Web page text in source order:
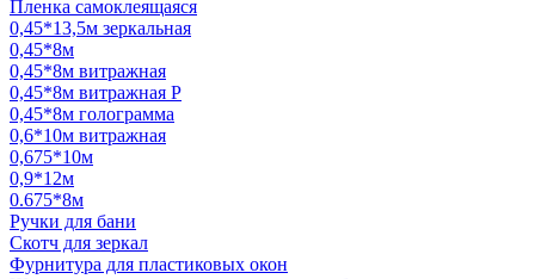
Пленка самоклеящаяся
0,45*13,5м зеркальная
0,45*8м
0,45*8м витражная
0,45*8м витражная Р
0,45*8м голограмма
0,6*10м витражная
0,675*10м
0,9*12м
0.675*8м
Ручки для бани
Скотч для зеркал
Фурнитура для пластиковых окон